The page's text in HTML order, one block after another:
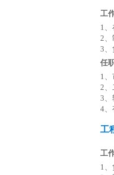
工
1
2、
3、
任
1
2、
3、
4、
工
工
1